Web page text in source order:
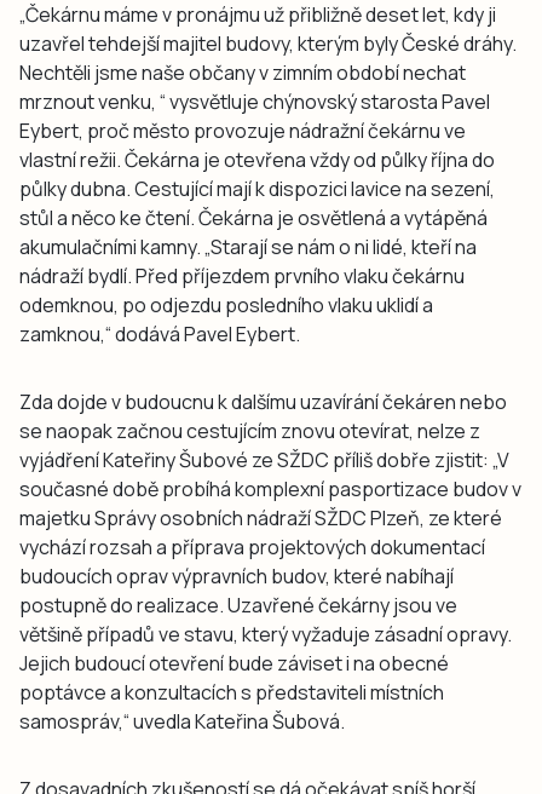
„Čekárnu máme v pronájmu už přibližně deset let, kdy ji
uzavřel tehdejší majitel budovy, kterým byly České dráhy.
Nechtěli jsme naše občany v zimním období nechat
mrznout venku, “ vysvětluje chýnovský starosta Pavel
Eybert, proč město provozuje nádražní čekárnu ve
vlastní režii. Čekárna je otevřena vždy od půlky října do
půlky dubna. Cestující mají k dispozici lavice na sezení,
stůl a něco ke čtení. Čekárna je osvětlená a vytápěná
akumulačními kamny. „Starají se nám o ni lidé, kteří na
nádraží bydlí. Před příjezdem prvního vlaku čekárnu
odemknou, po odjezdu posledního vlaku uklidí a
zamknou,“ dodává Pavel Eybert.
Zda dojde v budoucnu k dalšímu uzavírání čekáren nebo
se naopak začnou cestujícím znovu otevírat, nelze z
vyjádření Kateřiny Šubové ze SŽDC příliš dobře zjistit: „V
současné době probíhá komplexní pasportizace budov v
majetku Správy osobních nádraží SŽDC Plzeň, ze které
vychází rozsah a příprava projektových dokumentací
budoucích oprav výpravních budov, které nabíhají
postupně do realizace. Uzavřené čekárny jsou ve
většině případů ve stavu, který vyžaduje zásadní opravy.
Jejich budoucí otevření bude záviset i na obecné
poptávce a konzultacích s představiteli místních
samospráv,“ uvedla Kateřina Šubová.